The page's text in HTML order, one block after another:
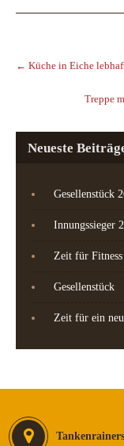
navigation
← Küche in Eiche
Treppe
Neueste
Gesellenstück
Innungssieger
Zeit für Fitness
Gesellenstück
Zeit für ein